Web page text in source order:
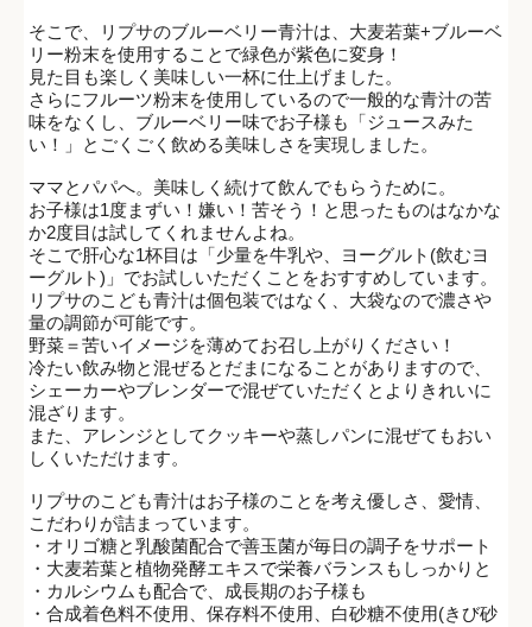
そこで、リプサのブルーベリー青汁は、大麦若葉+ブルーベ
リー粉末を使用することで緑色が紫色に変身！
見た目も楽しく美味しい一杯に仕上げました。
さらにフルーツ粉末を使用しているので一般的な青汁の苦
味をなくし、ブルーベリー味でお子様も「ジュースみた
い！」とごくごく飲める美味しさを実現しました。
ママとパパへ。美味しく続けて飲んでもらうために。
お子様は1度まずい！嫌い！苦そう！と思ったものはなかな
か2度目は試してくれませんよね。
そこで肝心な1杯目は「少量を牛乳や、ヨーグルト(飲むヨ
ーグルト)」でお試しいただくことをおすすめしています。
リプサのこども青汁は個包装ではなく、大袋なので濃さや
量の調節が可能です。
野菜＝苦いイメージを薄めてお召し上がりください！
冷たい飲み物と混ぜるとだまになることがありますので、
シェーカーやブレンダーで混ぜていただくとよりきれいに
混ざります。
また、アレンジとしてクッキーや蒸しパンに混ぜてもおい
しくいただけます。
リプサのこども青汁はお子様のことを考え優しさ、愛情、
こだわりが詰まっています。
・オリゴ糖と乳酸菌配合で善玉菌が毎日の調子をサポート
・大麦若葉と植物発酵エキスで栄養バランスもしっかりと
・カルシウムも配合で、成長期のお子様も
・合成着色料不使用、保存料不使用、白砂糖不使用(きび砂